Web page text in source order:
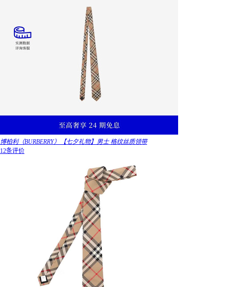
博柏利（BURBERRY）【七夕礼物】男士 格纹丝质领带
12条评价